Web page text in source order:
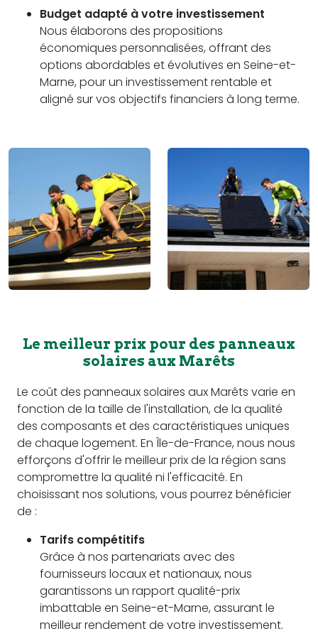
Budget adapté à votre investissement
Nous élaborons des propositions
économiques personnalisées, offrant des
options abordables et évolutives en Seine-et-
Marne, pour un investissement rentable et
aligné sur vos objectifs financiers à long terme.
Le meilleur prix pour des panneaux
solaires aux Marêts
Le coût des panneaux solaires aux Marêts varie en
fonction de la taille de l'installation, de la qualité
des composants et des caractéristiques uniques
de chaque logement. En Île-de-France, nous nous
efforçons d'offrir le meilleur prix de la région sans
compromettre la qualité ni l'efficacité. En
choisissant nos solutions, vous pourrez bénéficier
de :
Tarifs compétitifs
Grâce à nos partenariats avec des
fournisseurs locaux et nationaux, nous
garantissons un rapport qualité-prix
imbattable en Seine-et-Marne, assurant le
meilleur rendement de votre investissement.